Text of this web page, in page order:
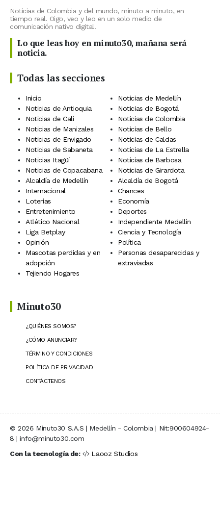
Noticias de Colombia y del mundo, minuto a minuto, en
tiempo real. Oigo, veo y leo en un solo medio de
comunicación nativo digital.
Lo que leas hoy en minuto30, mañana será
noticia.
Todas las secciones
Inicio
Noticias de Medellín
Noticias de Antioquia
Noticias de Bogotá
Noticias de Cali
Noticias de Colombia
Noticias de Manizales
Noticias de Bello
Noticias de Envigado
Noticias de Caldas
Noticias de Sabaneta
Noticias de La Estrella
Noticias Itagüí
Noticias de Barbosa
Noticias de Copacabana
Noticias de Girardota
Alcaldía de Medellín
Alcaldía de Bogotá
Internacional
Chances
Loterías
Economía
Entretenimiento
Deportes
Atlético Nacional
Independiente Medellín
Liga Betplay
Ciencia y Tecnología
Opinión
Política
Mascotas perdidas y en
adopción
Personas desaparecidas y
extraviadas
Tejiendo Hogares
Minuto30
¿QUIÉNES SOMOS?
¿CÓMO ANUNCIAR?
TÉRMINO Y CONDICIONES
POLÍTICA DE PRIVACIDAD
CONTÁCTENOS
© 2026 Minuto30 S.A.S | Medellín - Colombia | Nit:900604924-
8 | info@minuto30.com
Con la tecnología de:
Laooz Studios